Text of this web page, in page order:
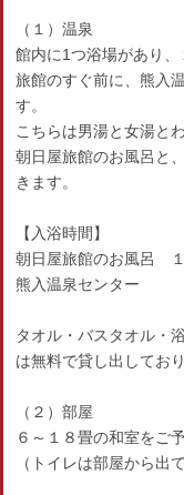
（１）温泉
館内に1つ浴場があり、
旅館のすぐ前に、熊入
す。
こちらは男湯と女湯と
朝日屋旅館のお風呂と
きます。
【入浴時間】
朝日屋旅館のお風呂
熊入温泉センター
タオル・バスタオル・
は無料で貸し出しており
（２）部屋
６～１８畳の和室をご
（トイレは部屋から出